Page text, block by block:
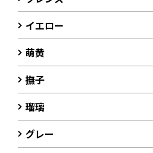
イエロー
萌黄
撫子
瑠璃
グレー